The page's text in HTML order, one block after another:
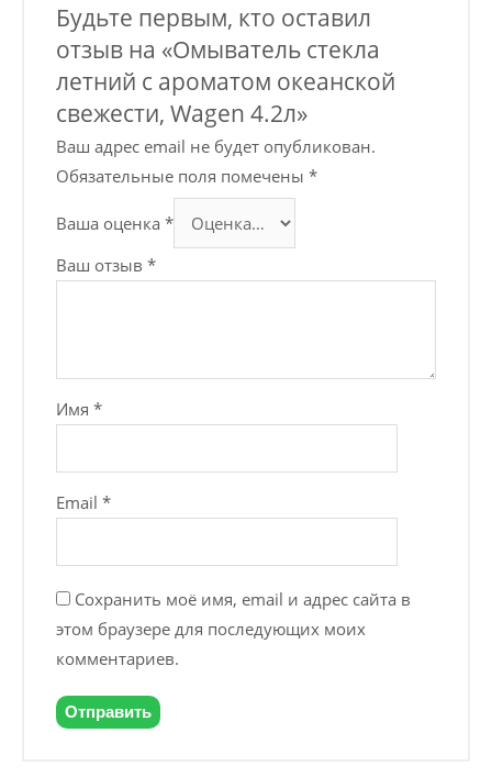
Будьте первым, кто оставил
отзыв на «Омыватель стекла
летний с ароматом океанской
свежести, Wagen 4.2л»
Ваш адрес email не будет опубликован.
Обязательные поля помечены*
Ваша оценка*
Ваш отзыв*
Имя*
Email*
Сохранить моё имя, email и адрес сайта в
этом браузере для последующих моих
комментариев.